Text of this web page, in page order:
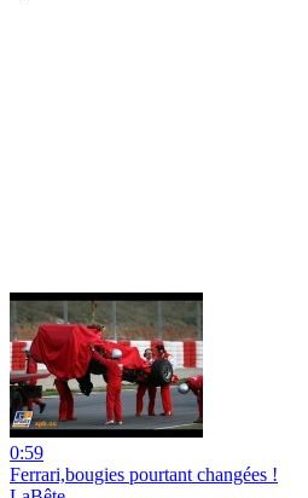
0:59
Ferrari,bougies pourtant changées !